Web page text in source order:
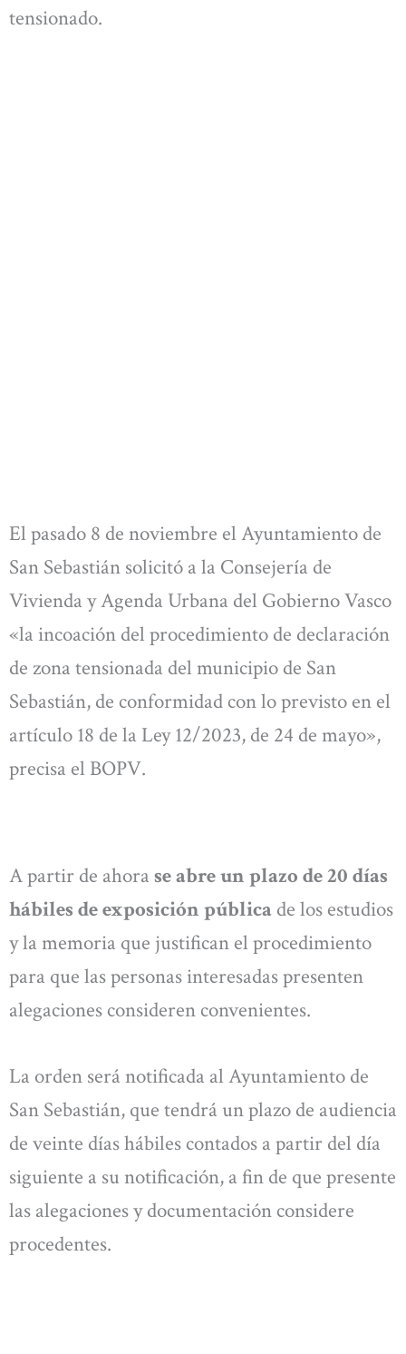
tensionado.
El pasado 8 de noviembre el Ayuntamiento de
San Sebastián solicitó a la Consejería de
Vivienda y Agenda Urbana del Gobierno Vasco
«la incoación del procedimiento de declaración
de zona tensionada del municipio de San
Sebastián, de conformidad con lo previsto en el
artículo 18 de la Ley 12/2023, de 24 de mayo»,
precisa el BOPV.
A partir de ahora se abre un plazo de 20 días
hábiles de exposición pública de los estudios
y la memoria que justifican el procedimiento
para que las personas interesadas presenten
alegaciones consideren convenientes.
La orden será notificada al Ayuntamiento de
San Sebastián, que tendrá un plazo de audiencia
de veinte días hábiles contados a partir del día
siguiente a su notificación, a fin de que presente
las alegaciones y documentación considere
procedentes.